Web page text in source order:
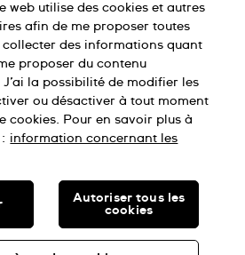
de confidentialité
concernant les cookies
d'utilisation
SWISS MADE
DROITS RÉSERVÉS : MONTRES
web utilise des cookies et autres
afin de me proposer toutes
des informations quant
proposer du contenu
la possibilité de modifier les
ou désactiver à tout moment
cookies. Pour en savoir plus à
information concernant les
Autoriser tous les
cookies